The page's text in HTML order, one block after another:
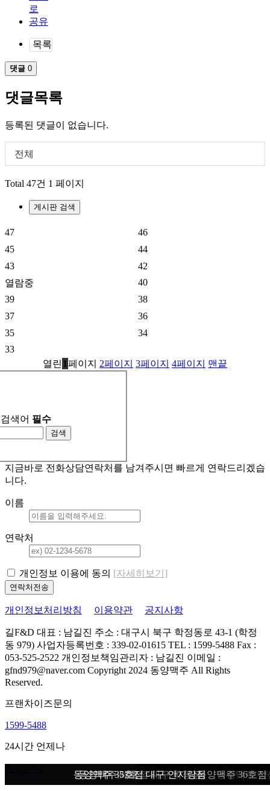
목록
댓글 0
댓글목록
등록된 댓글이 없습니다.
전체
Total 47건 1 페이지
게시판 검색
47
마산 회원점 내부
46
마산 오
45
마산 회원점 외부
44
마산 오
43
동양맥주 39호점 마산 회원점
42
동양맥주 38
열람중
대구 학정점 내부
40
대구 안
39
대구 학정점 외부
38
대구 서부
37
동양맥주 대구 안지랑점 외부
36
동양맥주 양
35
동양맥주 37호점 대구 학정점
34
동양맥주 36호
33
동양맥주 35호점 대구 안지랑점
열린 1 페이지 2페이지 3페이지 4페이지 맨끝
검색어 필수
검색
지금바로 전화상담연락처를 남겨주시면 빠르게 연락드리겠습
니다.
이름
연락처
개인정보 이용에 동의 [자세히보기]
개인정보처리방침 이용약관 공지사항
길F&D 대표 : 남길진 주소 : 대구시 북구 학정동로 43-1 (학정
동 979) 사업자등록번호 : 339-02-01615 TEL : 1599-5488 Fax :
053-525-2522 개인정보책임관리자 : 남길진 이메일 :
gfnd979@naver.com Copyright 2024 동양맥주 All Rights
Reserved.
프랜차이즈문의
1599-5488
24시간 언제나